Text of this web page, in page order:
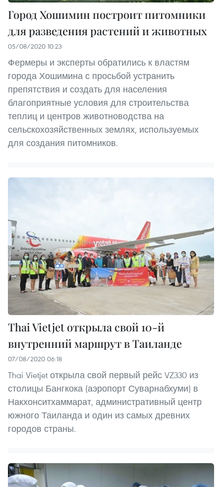
Город Хошимин построит питомники
для разведения растений и животных
05/08/2020 10:23
Фермеры и эксперты обратились к властям
города Хошимина с просьбой устранить
препятствия и создать для населения
благоприятные условия для строительства
теплиц и центров животноводства на
сельскохозяйственных землях, используемых
для создания питомников.
Thai Vietjet открыла свой 10-й
внутренний маршрут в Таиланде
07/08/2020 06:18
Thai Vietjet открыла свой первый рейс VZ330 из
столицы Бангкока (аэропорт Суварнабхуми) в
Накхонситхаммарат, административный центр
южного Таиланда и один из самых древних
городов страны.